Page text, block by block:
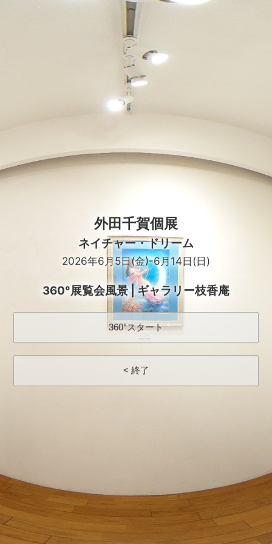
外田千賀個展
ネイチャー・ドリーム
2026年6月5日(金)-6月14日(日)
360°展覧会風景 | ギャラリー枝香庵
360°スタート
< 終了